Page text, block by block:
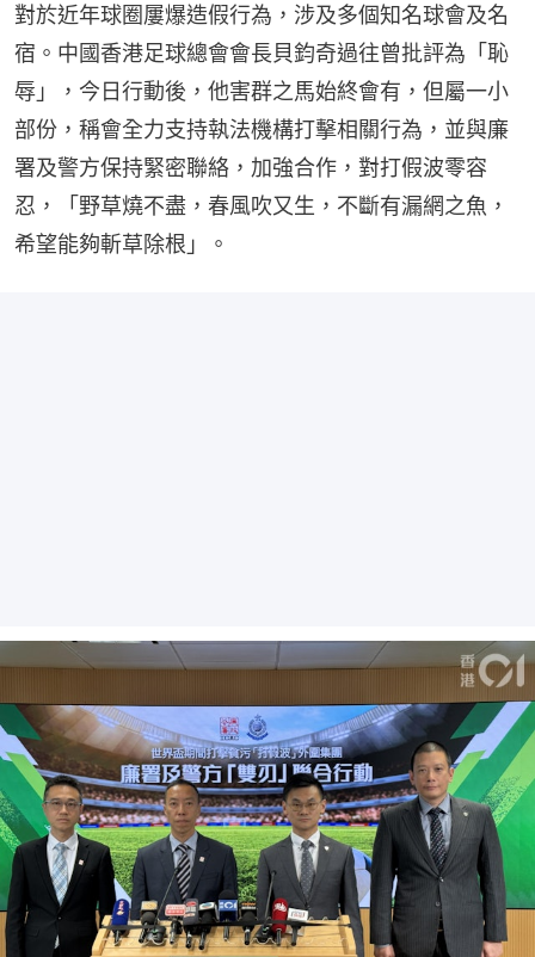
對於近年球圈屢爆造假行為，涉及多個知名球會及名
宿。中國香港足球總會會長貝鈞奇過往曾批評為「恥
辱」，今日行動後，他害群之馬始終會有，但屬一小
部份，稱會全力支持執法機構打擊相關行為，並與廉
署及警方保持緊密聯絡，加強合作，對打假波零容
忍，「野草燒不盡，春風吹又生，不斷有漏網之魚，
希望能夠斬草除根」。